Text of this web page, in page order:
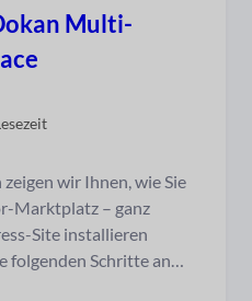
Multi-
wir Ihnen, wie Sie
Marktplatz – ganz
Site installieren
folgenden Schritte an…